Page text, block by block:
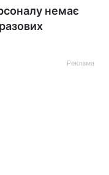
немає
Реклама